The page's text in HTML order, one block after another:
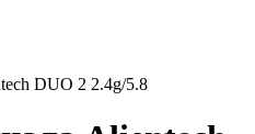
DUO 2 2.4g/5.8